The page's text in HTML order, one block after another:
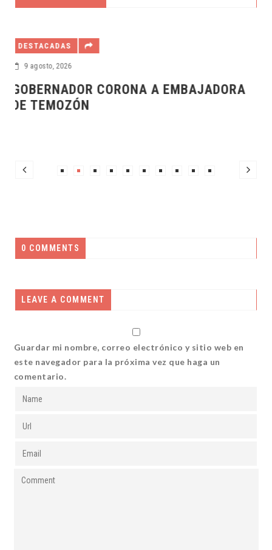
DESTACADAS
QUEREMOS QUE CADA PERSONA
AUTISTA ENCUENTRE
0 COMMENTS
LEAVE A COMMENT
Guardar mi nombre, correo electrónico y sitio web en
este navegador para la próxima vez que haga un
comentario.